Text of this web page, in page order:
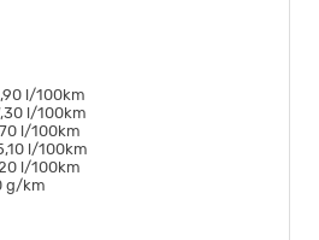
l/100km
l/100km
l/100km
l/100km
l/100km
g/km